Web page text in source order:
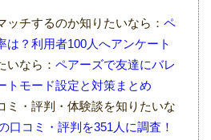
ッチするのか知りたいなら： ペ
は？利用者100人へアンケート
いなら： ペアーズで友達にバレ
トモード設定と対策まとめ
ミ・評判・体験談を知りたいな
口コミ・評判を351人に調査！